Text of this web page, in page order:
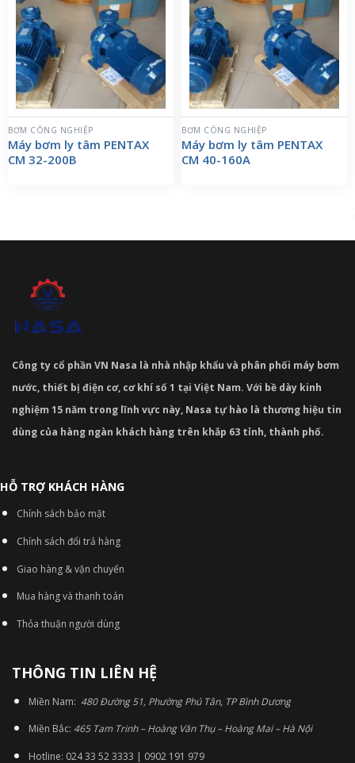
BƠM CÔNG NGHIỆP
Máy bơm ly tâm PENTAX
CM 32-200B
BƠM CÔNG NGHIỆP
Máy bơm ly tâm PENTAX
CM 40-160A
Công ty cổ phần VN Nasa là nhà nhập khẩu và phân phối máy bơm
nước, thiết bị điện cơ, cơ khí số 1 tại Việt Nam. Với bề dày kinh
nghiệm 15 năm trong lĩnh vực này, Nasa tự hào là thương hiệu tin
dùng của hàng ngàn khách hàng trên khắp 63 tỉnh, thành phố.
HỖ TRỢ KHÁCH HÀNG
Chính sách bảo mật
Chính sách đổi trả hàng
Giao hàng & vận chuyển
Mua hàng và thanh toán
Thỏa thuận người dùng
THÔNG TIN LIÊN HỆ
Miền Nam: 480 Đường 51, Phường Phú Tân, TP Bình Dương
Miền Bắc: 465 Tam Trinh – Hoàng Văn Thụ – Hoàng Mai – Hà Nội
Hotline: 024 33 52 3333 | 0902 191 979